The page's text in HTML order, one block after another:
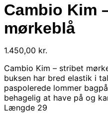
Cambio Kim
mørkeblå
1.450,00 kr.
Cambio Kim – stribet
buksen har bred elastik i
paspolerede lommer
behagelig at have på og
Længde 29